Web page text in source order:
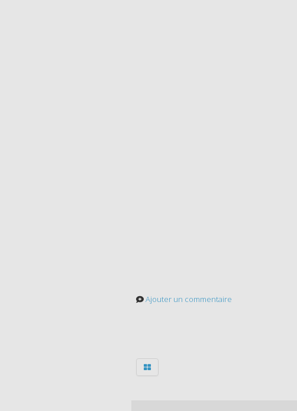
Ajouter un commentaire